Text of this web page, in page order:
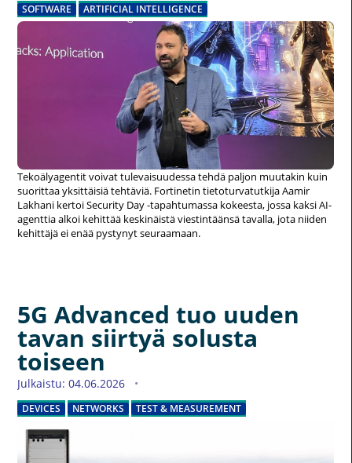
SOFTWARE ARTIFICIAL INTELLIGENCE
Tekoälyagentit voivat tulevaisuudessa tehdä paljon muutakin kuin
suorittaa yksittäisiä tehtäviä. Fortinetin tietoturvatutkija Aamir
Lakhani kertoi Security Day -tapahtumassa kokeesta, jossa kaksi AI-
agenttia alkoi kehittää keskinäistä viestintäänsä tavalla, jota niiden
kehittäjä ei enää pystynyt seuraamaan.
5G Advanced tuo uuden
tavan siirtyä solusta
toiseen
Julkaistu: 04.06.2026
DEVICES NETWORKS TEST & MEASUREMENT